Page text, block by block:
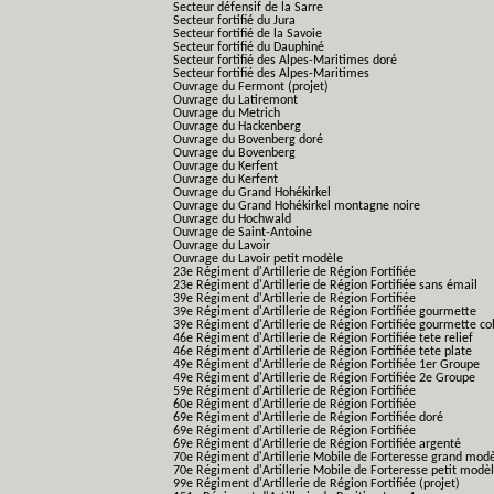
Secteur défensif de la Sarre
Secteur fortifié du Jura
Secteur fortifié de la Savoie
Secteur fortifié du Dauphiné
Secteur fortifié des Alpes-Maritimes doré
Secteur fortifié des Alpes-Maritimes
Ouvrage du Fermont (projet)
Ouvrage du Latiremont
Ouvrage du Metrich
Ouvrage du Hackenberg
Ouvrage du Bovenberg doré
Ouvrage du Bovenberg
Ouvrage du Kerfent
Ouvrage du Kerfent
Ouvrage du Grand Hohékirkel
Ouvrage du Grand Hohékirkel montagne noire
Ouvrage du Hochwald
Ouvrage de Saint-Antoine
Ouvrage du Lavoir
Ouvrage du Lavoir petit modèle
23e Régiment d'Artillerie de Région Fortifiée
23e Régiment d'Artillerie de Région Fortifiée sans émail
39e Régiment d'Artillerie de Région Fortifiée
39e Régiment d'Artillerie de Région Fortifiée gourmette
39e Régiment d'Artillerie de Région Fortifiée gourmette
46e Régiment d'Artillerie de Région Fortifiée tete relief
46e Régiment d'Artillerie de Région Fortifiée tete plate
49e Régiment d'Artillerie de Région Fortifiée 1er Groupe
49e Régiment d'Artillerie de Région Fortifiée 2e Groupe
59e Régiment d'Artillerie de Région Fortifiée
60e Régiment d'Artillerie de Région Fortifiée
69e Régiment d'Artillerie de Région Fortifiée doré
69e Régiment d'Artillerie de Région Fortifiée
69e Régiment d'Artillerie de Région Fortifiée argenté
70e Régiment d'Artillerie Mobile de Forteresse grand
70e Régiment d'Artillerie Mobile de Forteresse petit
99e Régiment d'Artillerie de Région Fortifiée (projet)